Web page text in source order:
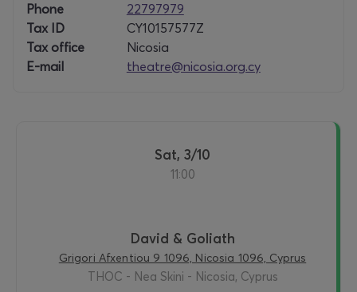
Phone
22797979
Tax ID
CY10157577Z
Tax office
Nicosia
E-mail
theatre@nicosia.org.cy
Sat, 3/10
11:00
David & Goliath
Grigori Afxentiou 9 1096, Nicosia 1096, Cyprus
THOC - Nea Skini - Nicosia, Cyprus